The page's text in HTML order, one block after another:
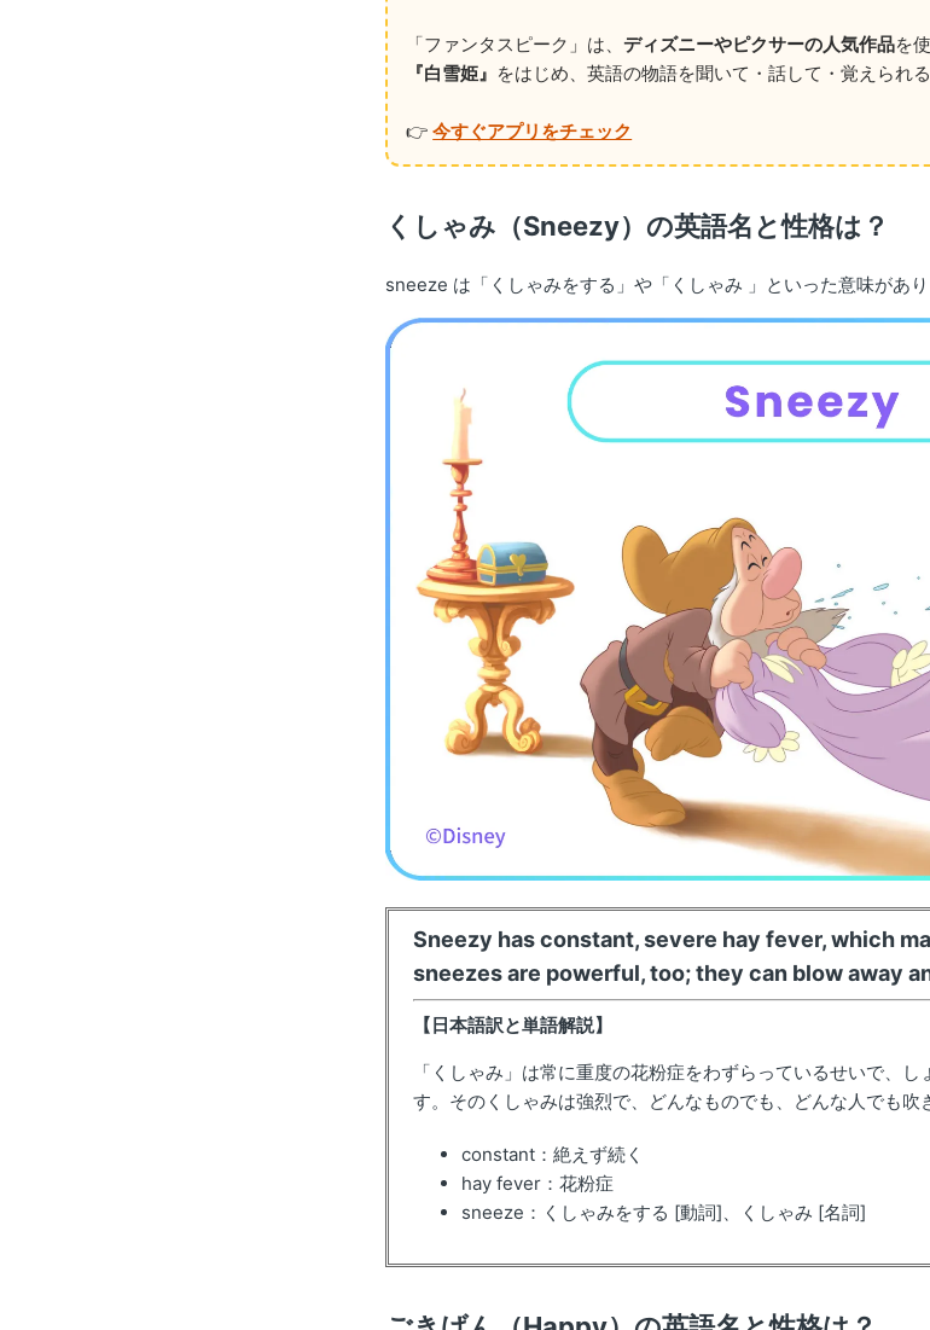
「ファンタスピーク」は、ディズニーやピクサーの人気作品を
『白雪姫』 をはじめ、英語の物語を聞いて・話して・覚えられ
👉今すぐアプリをチェック
くしゃみ（Sneezy）の英語名と性格は？
sneeze は「くしゃみをする」や「くしゃみ 」といった意味があり
Sneezy has constant, severe hay fever, which
sneezes are powerful, too; they can blow away
【日本語訳と単語解説】
「くしゃみ」は常に重度の花粉症をわずらっているせいで、
す。そのくしゃみは強烈で、どんなものでも、どんな人でも吹
constant：絶えず続く
hay fever：花粉症
sneeze：くしゃみをする [動詞]、くしゃみ [名詞]